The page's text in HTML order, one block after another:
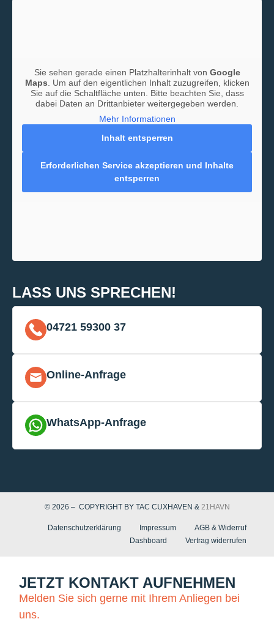
Sie sehen gerade einen Platzhalterinhalt von Google
Maps . Um auf den eigentlichen Inhalt zuzugreifen, klicken
Sie auf die Schaltfläche unten. Bitte beachten Sie, dass
dabei Daten an Drittanbieter weitergegeben werden.
Mehr Informationen
Inhalt entsperren
Erforderlichen Service akzeptieren und Inhalte
entsperren
LASS UNS SPRECHEN!
04721 59300 37
Online-Anfrage
WhatsApp-Anfrage
© 2026 – COPYRIGHT BY TAC CUXHAVEN & 21HAVN
Datenschutzerklärung Impressum
AGB & Widerruf
Dashboard
Vertrag widerrufen
JETZT KONTAKT AUFNEHMEN
Melden Sie sich gerne mit Ihrem Anliegen bei
uns.